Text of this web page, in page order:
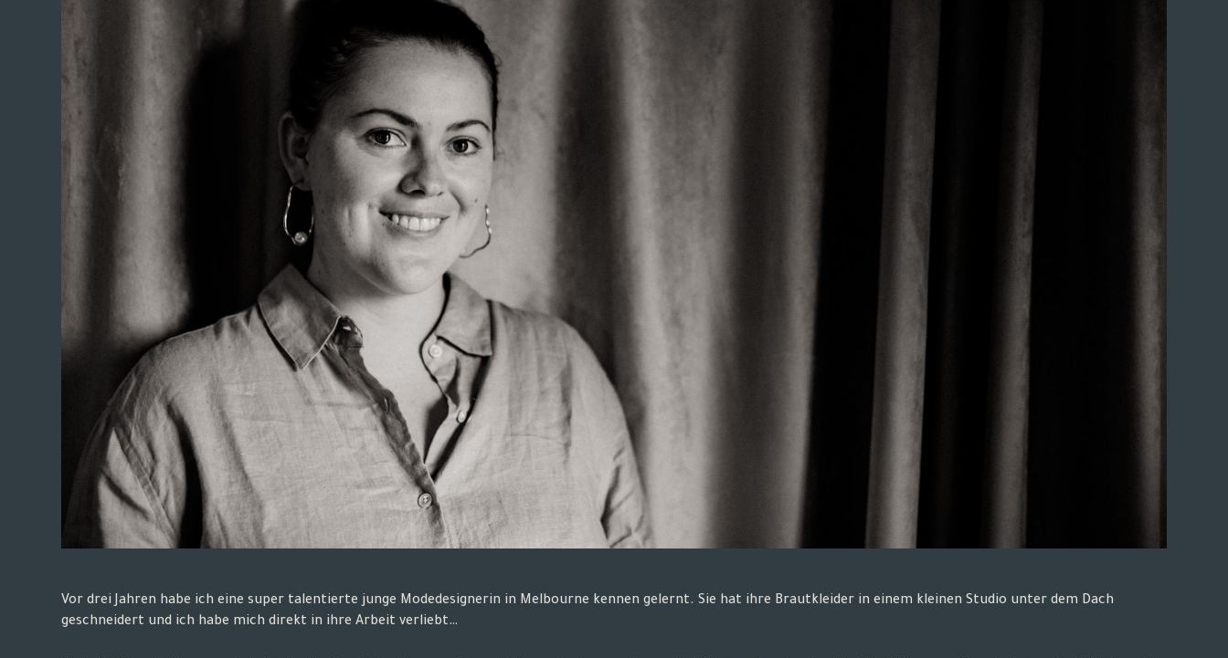
Vor drei Jahren habe ich eine super talentierte junge Modedesignerin in Melbourne kennen gelernt. Sie hat ihre Brautkleider in einem kleinen Studio unter dem Dach
geschneidert und ich habe mich direkt in ihre Arbeit verliebt…